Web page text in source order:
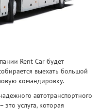
Rent Car будет
выехать большой
командировку.
автотранспортного
услуга, которая